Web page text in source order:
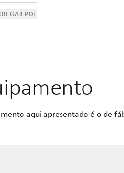
PDF
aqui apresentado é o de